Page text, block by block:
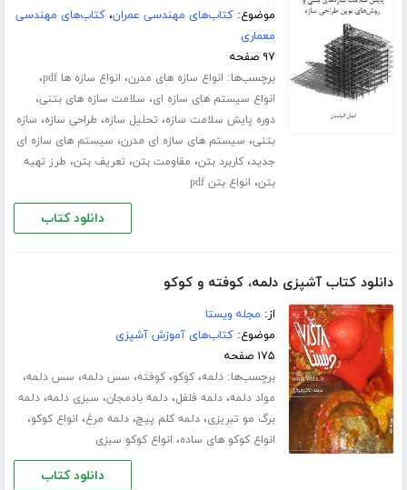
موضوع:کتاب‌های مهندسی عمران،کتاب‌های مهندسی
معماری
۹۷ صفحه
برچسب‌ها: انواع سازه های مدرن، انواع سازه ها pdf ،
انواع سیستم های سازه ای، سلامت سازه های بتنی،
دوره پایش سلامت سازه، تحلیل سازه، طراحی سازه، سازه
بتنی، سیستم های سازه ای مدرن، سیستم های سازه ای
جدید،کاربرد بتن، مقاومت بتن، تعریف بتن، طرز تهیه
بتن، انواع بتن pdf
دانلود کتاب
دانلود کتاب آشپزی دلمه، کوفته و کوکو
از: مجله ویستا
موضوع:کتاب‌های آموزش آشپزی
۱۷۵ صفحه
برچسب‌ها:دلمه،کوکو،کوفته، سس دلمه، سس دلمه،
مواد دلمه،دلمه فلفل،دلمه بادمجان، سبزی دلمه،دلمه
برگ مو تبریزی،دلمه کلم پیچ،دلمه مرغ، انواع کوکو،
انواع کوکو های ساده، انواع کوکو سبزی
دانلود کتاب